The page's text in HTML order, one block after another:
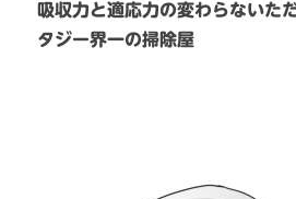
吸収力と適応力の変わらないた
タジー界一の掃除屋